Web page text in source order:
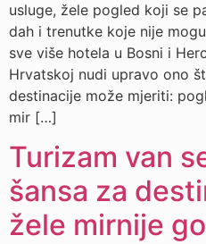
usluge, žele pogled koji se
dah i trenutke koje nije
sve više hotela u Bosni i
Hrvatskoj nudi upravo ono
destinacije može mjeriti:
mir […]
Turizam van
šansa za
žele mirnije